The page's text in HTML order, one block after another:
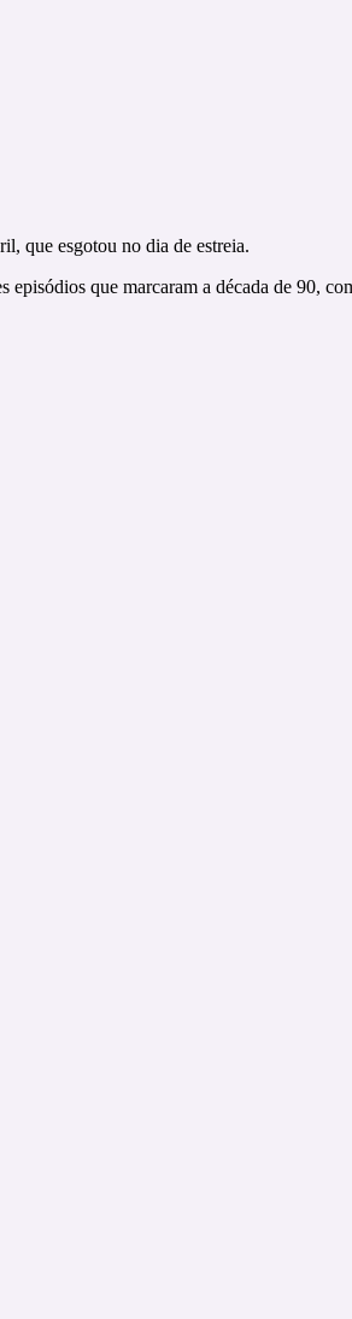
que esgotou no dia de estreia.
que marcaram a década de 90,